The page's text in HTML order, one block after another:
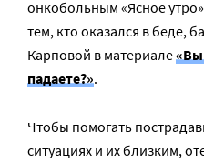
онкобольным «Ясное
тем, кто оказался в беде,
Карповой в материале«Вы
падаете?».
Чтобы помогать
ситуациях и их близким,